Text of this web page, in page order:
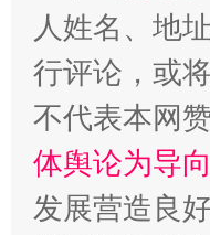
“蜀中异人”王建
人姓名、地
行评论，或
不代表本网
体舆论为导向
发展营造良